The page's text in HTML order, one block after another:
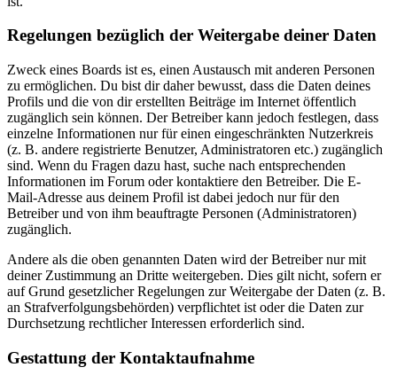
Regelungen bezüglich der Weitergabe deiner Daten
Zweck eines Boards ist es, einen Austausch mit anderen Personen
zu ermöglichen. Du bist dir daher bewusst, dass die Daten deines
Profils und die von dir erstellten Beiträge im Internet öffentlich
zugänglich sein können. Der Betreiber kann jedoch festlegen, dass
einzelne Informationen nur für einen eingeschränkten Nutzerkreis
(z. B. andere registrierte Benutzer, Administratoren etc.) zugänglich
sind. Wenn du Fragen dazu hast, suche nach entsprechenden
Informationen im Forum oder kontaktiere den Betreiber. Die E-
Mail-Adresse aus deinem Profil ist dabei jedoch nur für den
Betreiber und von ihm beauftragte Personen (Administratoren)
zugänglich.
Andere als die oben genannten Daten wird der Betreiber nur mit
deiner Zustimmung an Dritte weitergeben. Dies gilt nicht, sofern er
auf Grund gesetzlicher Regelungen zur Weitergabe der Daten (z. B.
an Strafverfolgungsbehörden) verpflichtet ist oder die Daten zur
Durchsetzung rechtlicher Interessen erforderlich sind.
Gestattung der Kontaktaufnahme